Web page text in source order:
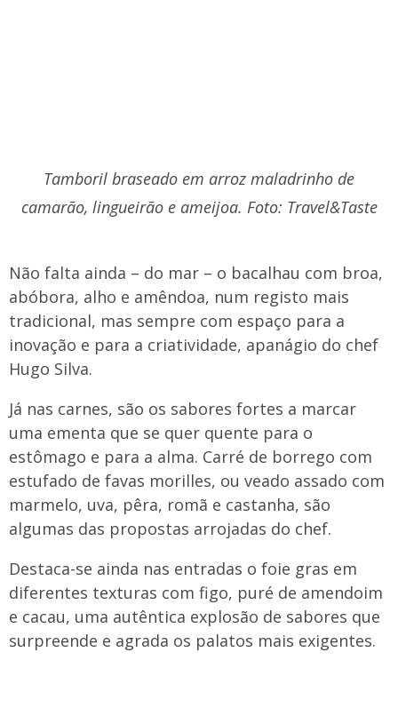
Tamboril braseado em arroz maladrinho de
camarão, lingueirão e ameijoa. Foto: Travel&Taste
Não falta ainda – do mar – o bacalhau com broa,
abóbora, alho e amêndoa, num registo mais
tradicional, mas sempre com espaço para a
inovação e para a criatividade, apanágio do chef
Hugo Silva.
Já nas carnes, são os sabores fortes a marcar
uma ementa que se quer quente para o
estômago e para a alma. Carré de borrego com
estufado de favas morilles, ou veado assado com
marmelo, uva, pêra, romã e castanha, são
algumas das propostas arrojadas do chef.
Destaca-se ainda nas entradas o foie gras em
diferentes texturas com figo, puré de amendoim
e cacau, uma autêntica explosão de sabores que
surpreende e agrada os palatos mais exigentes.